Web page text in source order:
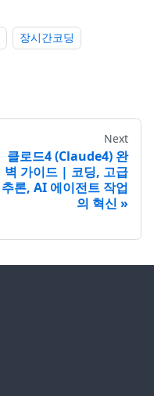
장시간코딩
Next
클로드4 (Claude4) 완
벽 가이드 | 코딩, 고급
추론, AI 에이전트 작업
의 혁신